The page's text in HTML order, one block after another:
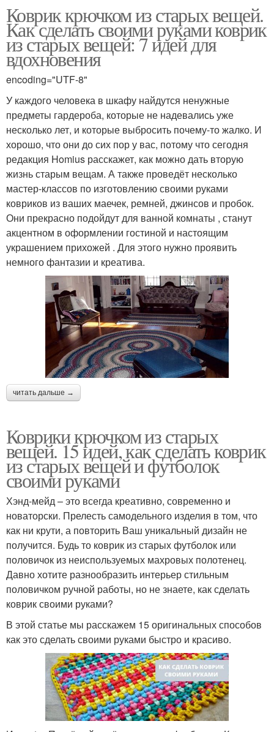
Коврик крючком из старых вещей.
Как сделать своими руками коврик
из старых вещей: 7 идей для
вдохновения
encoding="UTF-8"
У каждого человека в шкафу найдутся ненужные
предметы гардероба, которые не надевались уже
несколько лет, и которые выбросить почему-то жалко. И
хорошо, что они до сих пор у вас, потому что сегодня
редакция Homius расскажет, как можно дать вторую
жизнь старым вещам. А также проведёт несколько
мастер-классов по изготовлению своими руками
ковриков из ваших маечек, ремней, джинсов и пробок.
Они прекрасно подойдут для ванной комнаты , станут
акцентном в оформлении гостиной и настоящим
украшением прихожей . Для этого нужно проявить
немного фантазии и креатива.
читать дальше →
Коврики крючком из старых
вещей. 15 идей, как сделать коврик
из старых вещей и футболок
своими руками
Хэнд-мейд – это всегда креативно, современно и
новаторски. Прелесть самодельного изделия в том, что
как ни крути, а повторить Ваш уникальный дизайн не
получится. Будь то коврик из старых футболок или
половичок из неиспользуемых махровых полотенец.
Давно хотите разнообразить интерьер стильным
половичком ручной работы, но не знаете, как сделать
коврик своими руками?
В этой статье мы расскажем 15 оригинальных способов
как это сделать своими руками быстро и красиво.